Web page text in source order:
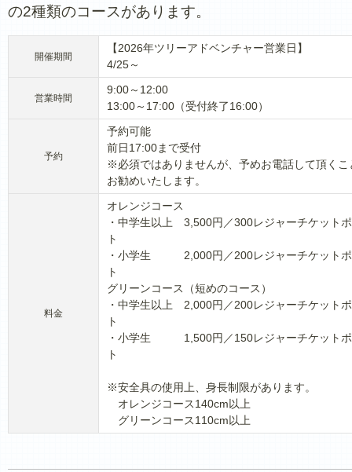
の2種類のコースがあります。
開催期間
【2026年ツリーアドベンチャー営業日】
4/25～
営業時間
9:00～12:00
13:00～17:00（受付終了16:00）
予約
予約可能
前日17:00まで受付
※必須ではありませんが、予めお電話して頂くこ
お勧めいたします。
料金
オレンジコース
・中学生以上 3,500円／300レジャーチケット
ト
・小学生 2,000円／200レジャーチケットポ
ト
グリーンコース（短めのコース）
・中学生以上 2,000円／200レジャーチケット
ト
・小学生 1,500円／150レジャーチケットポ
ト
※安全具の使用上、身長制限があります。
オレンジコース140cm以上
グリーンコース110cm以上